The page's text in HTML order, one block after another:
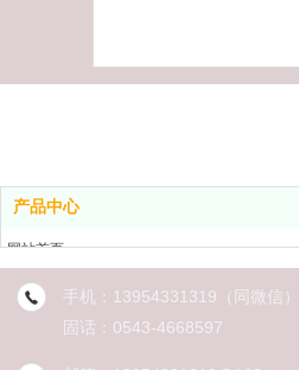
手机： 13954331319 （同微信）
固话： 0543-4668597
产品中心
网站首页
案例展示
关于我们